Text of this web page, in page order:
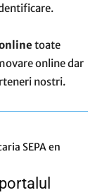
toate
online dar
nostri.
al afacerilor